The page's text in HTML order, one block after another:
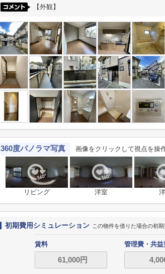
【外観】
360度パノラマ写真 画像をクリックして視点を操
リビング 洋室
初期費用シミュレーション この物件を借りた場合の初期
賃料 管理費・共益